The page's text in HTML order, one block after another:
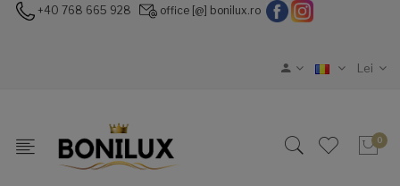
+40 768 665 928 office [@] bonilux.ro
Lei
0